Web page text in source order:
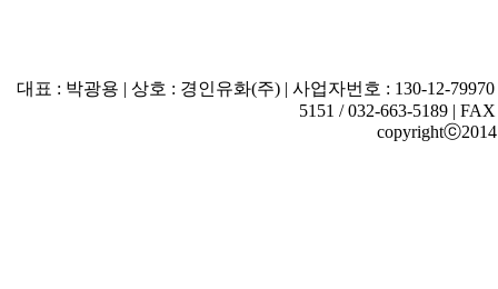
대표 : 박광용 | 상호 : 경인유화(주) | 사업자번호 : 130-12-
5151 / 032-663-5189 |
copyrightⓒ2014